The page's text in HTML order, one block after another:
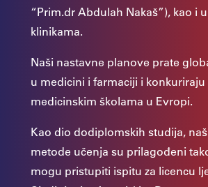
“Prim.dr Abdulah Nakaš”), kao i
klinikama.
Naši nastavne planove prate
u medicini i farmaciji i
medicinskim školama u Evropi.
Kao dio dodiplomskih studija,
metode učenja su prilagođeni
mogu pristupiti ispitu za licencu